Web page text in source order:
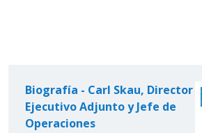
Biografía - Carl Skau, Director
Ejecutivo Adjunto y Jefe de
Operaciones